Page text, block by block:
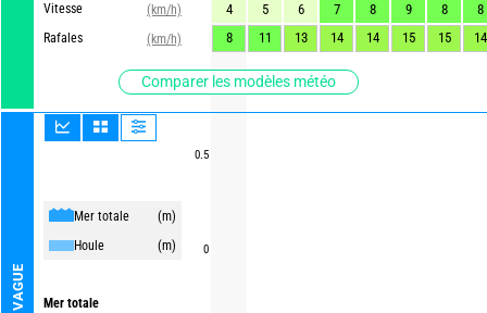
Vitesse
(km/h)
Rafales
(km/h)
Comparer les modèles météo
VAGUE
Mer totale
(m)
Houle
(m)
Mer totale
0.5
0
4
5 6 7 8 9 8
8
8
11 13 14 14 15 15 14